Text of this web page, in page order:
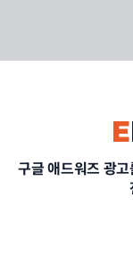
E
구글 애드워즈 광